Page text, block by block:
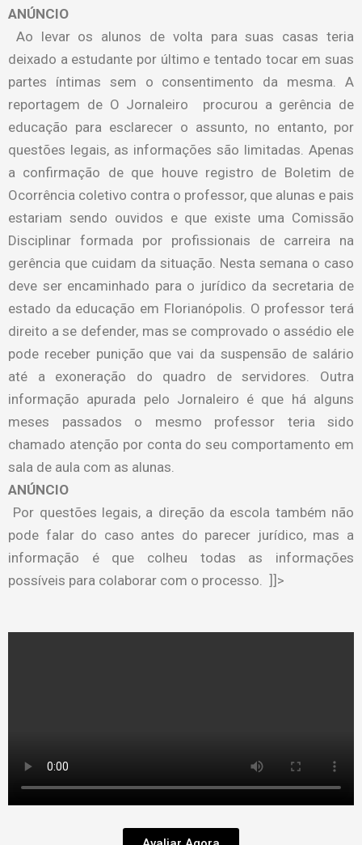
ANÚNCIO
Ao levar os alunos de volta para suas casas teria
deixado a estudante por último e tentado tocar em suas
partes íntimas sem o consentimento da mesma. A
reportagem de O Jornaleiro procurou a gerência de
educação para esclarecer o assunto, no entanto, por
questões legais, as informações são limitadas. Apenas
a confirmação de que houve registro de Boletim de
Ocorrência coletivo contra o professor, que alunas e pais
estariam sendo ouvidos e que existe uma Comissão
Disciplinar formada por profissionais de carreira na
gerência que cuidam da situação. Nesta semana o caso
deve ser encaminhado para o jurídico da secretaria de
estado da educação em Florianópolis. O professor terá
direito a se defender, mas se comprovado o assédio ele
pode receber punição que vai da suspensão de salário
até a exoneração do quadro de servidores. Outra
informação apurada pelo Jornaleiro é que há alguns
meses passados o mesmo professor teria sido
chamado atenção por conta do seu comportamento em
sala de aula com as alunas.
ANÚNCIO
Por questões legais, a direção da escola também não
pode falar do caso antes do parecer jurídico, mas a
informação é que colheu todas as informações
possíveis para colaborar com o processo. ]]>